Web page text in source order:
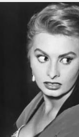
0701_006.jpg